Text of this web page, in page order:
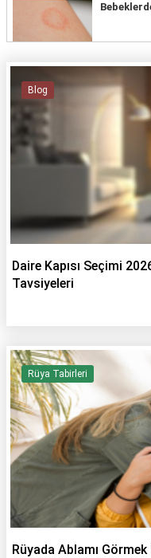
Blog
Daire Kapısı Seçimi
Tavsiyeleri
Rüya Tabirleri
Rüyada Ablamı